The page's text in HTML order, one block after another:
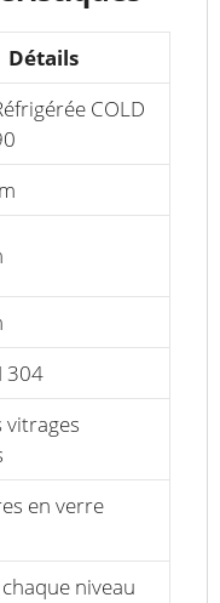
Détails
COLD
304
vitrages
en verre
niveau